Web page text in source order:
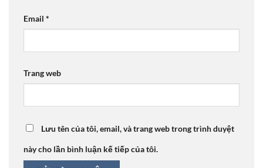
Email *
Trang web
Lưu tên của tôi, email, và trang web trong trình duyệt
này cho lần bình luận kế tiếp của tôi.